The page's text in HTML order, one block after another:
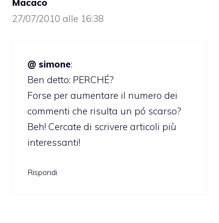
Macaco
27/07/2010 alle 16:38
@ simone:
Ben detto: PERCHÉ?
Forse per aumentare il numero dei
commenti che risulta un pó scarso?
Beh! Cercate di scrivere articoli più
interessanti!
Rispondi